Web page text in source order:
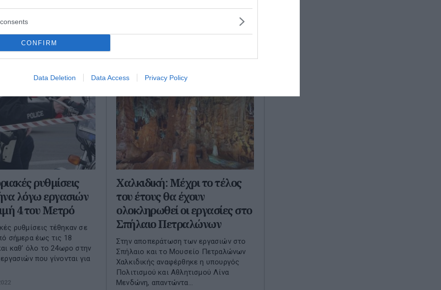
CONFIRM
Data Deletion Data Access Privacy Policy
για το Τατόι έχει μπει
...
χρονολογείται α...
ρυθμίσεις
λόγω εργασιών
4 του Μετρό
ρυθμίσεις τέθηκαν σε
σήμερα έως τις 18
καθ’ όλο το 24ωρο στην
που γίνονται για
Χαλκιδική: Μέχρι το τέλος
του έτους θα έχουν
ολοκληρωθεί οι εργασίες στο
Σπήλαιο Πετραλώνων
Στην αποπεράτωση των εργασιών στο
Σπήλαιο και το Μουσείο Πετραλώνων
Χαλκιδικής αναφέρθηκε η υπουργός
Πολιτισμού και Αθλητισμού Λίνα
Μενδώνη, απαντώντα...